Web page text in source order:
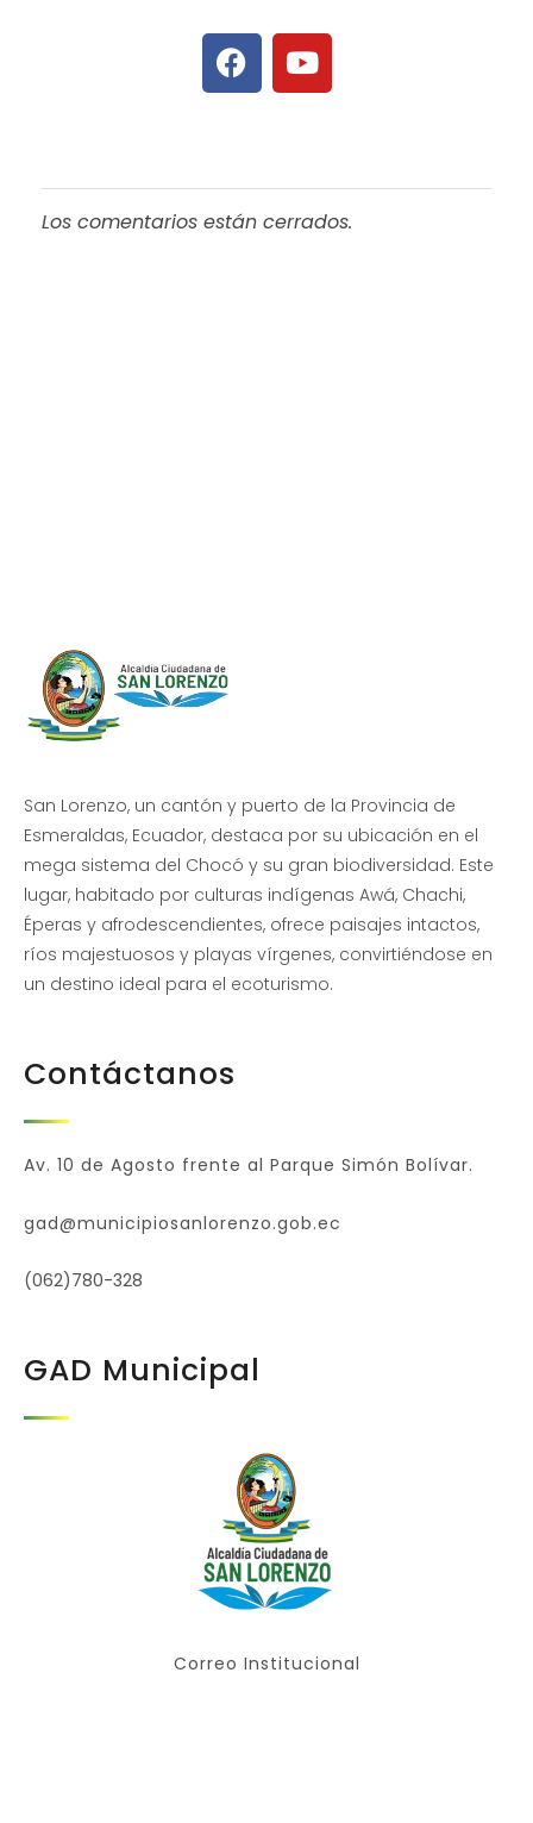
Los comentarios están cerrados.
San Lorenzo, un cantón y puerto de la Provincia de
Esmeraldas, Ecuador, destaca por su ubicación en el
mega sistema del Chocó y su gran biodiversidad. Este
lugar, habitado por culturas indígenas Awá, Chachi,
Éperas y afrodescendientes, ofrece paisajes intactos,
ríos majestuosos y playas vírgenes, convirtiéndose en
un destino ideal para el ecoturismo.
Contáctanos
Av. 10 de Agosto frente al Parque Simón Bolívar.
gad@municipiosanlorenzo.gob.ec
(062)780-328
GAD Municipal
Correo Institucional